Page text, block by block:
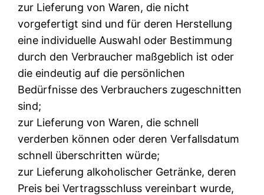
zur Lieferung von Waren, die nicht
vorgefertigt sind und für deren Herstellung
eine individuelle Auswahl oder Bestimmung
durch den Verbraucher maßgeblich ist oder
die eindeutig auf die persönlichen
Bedürfnisse des Verbrauchers zugeschnitten
sind;
zur Lieferung von Waren, die schnell
verderben können oder deren Verfallsdatum
schnell überschritten würde;
zur Lieferung alkoholischer Getränke, deren
Preis bei Vertragsschluss vereinbart wurde,